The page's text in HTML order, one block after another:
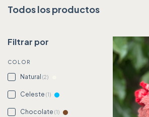
Todos los productos
Filtrar por
COLOR
Natural (2)
Celeste (1)
Chocolate (1)